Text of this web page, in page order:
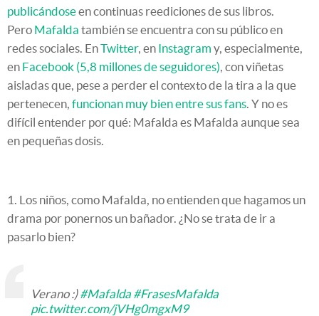
publicándoseen continuas reediciones de sus libros.
Pero Mafalda también se encuentra con su público en
redes sociales. EnTwitter, en Instagram y, especialmente,
en Facebook (5,8 millones de seguidores), con viñetas
aisladas que, pese a perder el contexto de la tira a la que
pertenecen, funcionan muy bien entre sus fans. Y no es
difícil entender por qué: Mafalda es Mafalda aunque sea
en pequeñas dosis.
1. Los niños, como Mafalda, no entienden que hagamos un
drama por ponernos un bañador. ¿No se trata de ir a
pasarlo bien?
Verano :)#Mafalda #FrasesMafalda
pic.twitter.com/jVHg0mgxM9